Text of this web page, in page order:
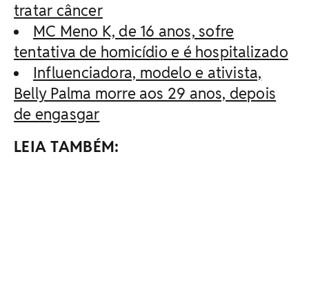
tratar câncer
MC Meno K, de 16 anos, sofre
tentativa de homicídio e é hospitalizado
Influenciadora, modelo e ativista,
Belly Palma morre aos 29 anos, depois
de engasgar
LEIA TAMBÉM: